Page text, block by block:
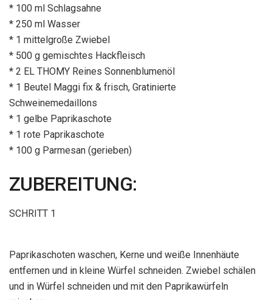
* 100 ml Schlagsahne
* 250 ml Wasser
* 1 mittelgroße Zwiebel
* 500 g gemischtes Hackfleisch
* 2 EL THOMY Reines Sonnenblumenöl
* 1 Beutel Maggi fix & frisch, Gratinierte
Schweinemedaillons
* 1 gelbe Paprikaschote
* 1 rote Paprikaschote
* 100 g Parmesan (gerieben)
ZUBEREITUNG:
SCHRITT 1
Paprikaschoten waschen, Kerne und weiße Innenhäute
entfernen und in kleine Würfel schneiden. Zwiebel schälen
und in Würfel schneiden und mit den Paprikawürfeln